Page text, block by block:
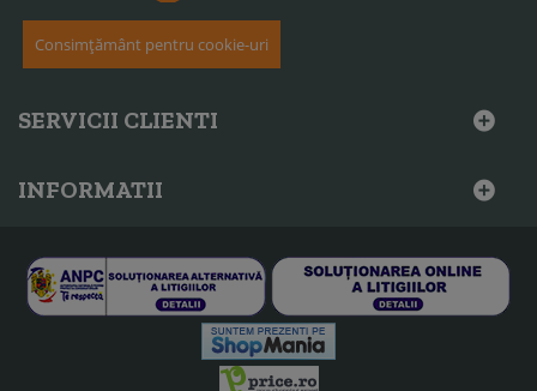
Consimțământ pentru cookie-uri
SERVICII CLIENTI
INFORMATII